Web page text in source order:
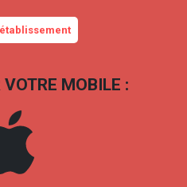
VOTRE MOBILE :